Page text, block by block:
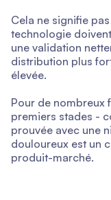
Cela ne signifie
technologie
une validation
distribution plus
élevée.
Pour de nombreux
premiers stades -
prouvée avec une
douloureux est un
produit-marché.